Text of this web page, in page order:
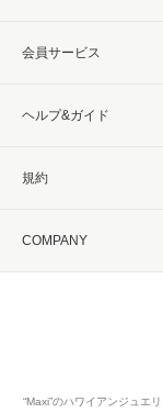
会員サービス
ヘルプ&ガイド
規約
COMPANY
“Maxi”のハワイアンジュエリ